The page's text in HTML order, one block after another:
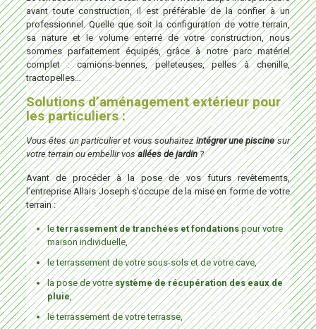
avant toute construction, il est préférable de la confier à un
professionnel. Quelle que soit la configuration de votre terrain,
sa nature et le volume enterré de votre construction, nous
sommes parfaitement équipés, grâce à notre parc matériel
complet : camions-bennes, pelleteuses, pelles à chenille,
tractopelles…
Solutions d’aménagement extérieur pour
les particuliers :
Vous êtes un particulier et vous souhaitezintégrer une piscinesur
votre terrain ou embellir vosallées de jardin?
Avant de procéder à la pose de vos futurs revêtements,
l’entreprise Allais Joseph s’occupe de la mise en forme de votre
terrain :
leterrassement de tranchées et fondationspour votre
maison individuelle,
le terrassement de votre sous-sols et de votre cave,
la pose de votresystème de récupération des eaux de
pluie,
le terrassement de votre terrasse,